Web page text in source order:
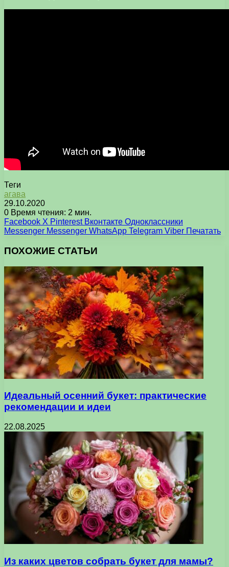
Теги
агава
29.10.2020
0 Время чтения: 2 мин.
Facebook X Pinterest Вконтакте Одноклассники
Messenger Messenger WhatsApp Telegram Viber Печатать
ПОХОЖИЕ СТАТЬИ
Идеальный осенний букет: практические
рекомендации и идеи
22.08.2025
Из каких цветов собрать букет для мамы?